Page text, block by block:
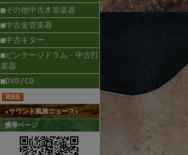
■その他中古木管楽器
■中古金管楽器
■中古ギター
■ビンテージドラム・中古打
楽器
■DVD/CD
★サウンド風雅ニュース★
携帯ページ